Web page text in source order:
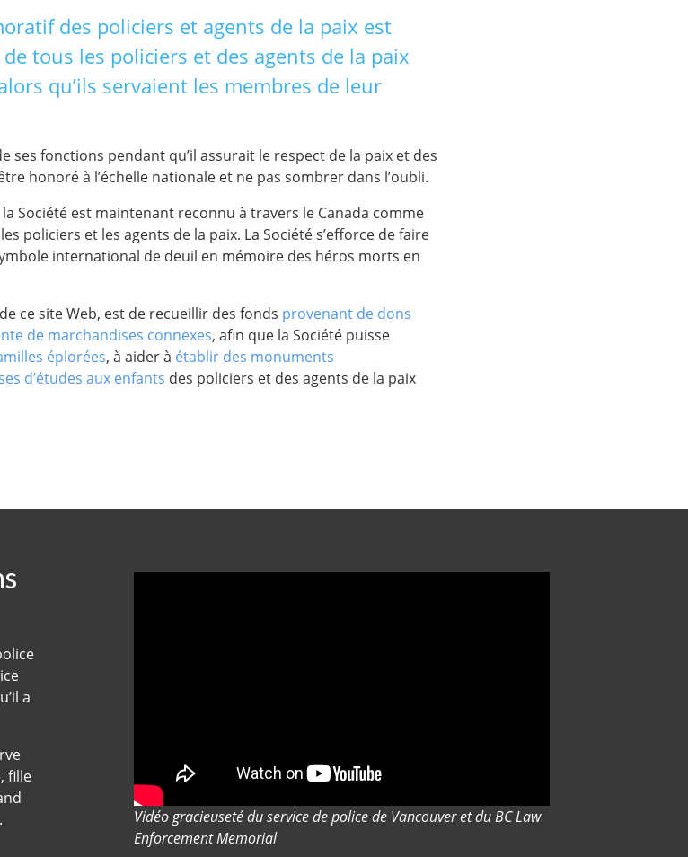
des policiers et agents de la paix est
tous les policiers et des agents de la paix
qu’ils servaient les membres de leur
ses fonctions pendant qu’il assurait le respect de la paix et des
honoré à l’échelle nationale et ne pas sombrer dans l’oubli.
Société est maintenant reconnu à travers le Canada comme
policiers et les agents de la paix. La Société s’efforce de faire
international de deuil en mémoire des héros morts en
ce site Web, est de recueillir des fonds provenant de dons
de marchandises connexes, afin que la Société puisse
éplorées, à aider à établir des monuments
d’études aux enfants des policiers et des agents de la paix
a
fille
Vidéo gracieuseté du service de police de Vancouver et du BC Law
Enforcement Memorial